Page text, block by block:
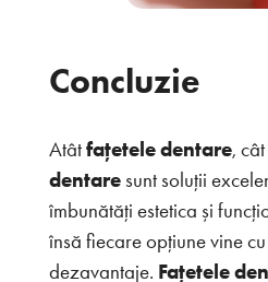
Concluzie
Atâtfațetele dentare, cât
dentaresunt soluții
îmbunătăți estetica și
însă fiecare opțiune vine
dezavantaje. Fațetele